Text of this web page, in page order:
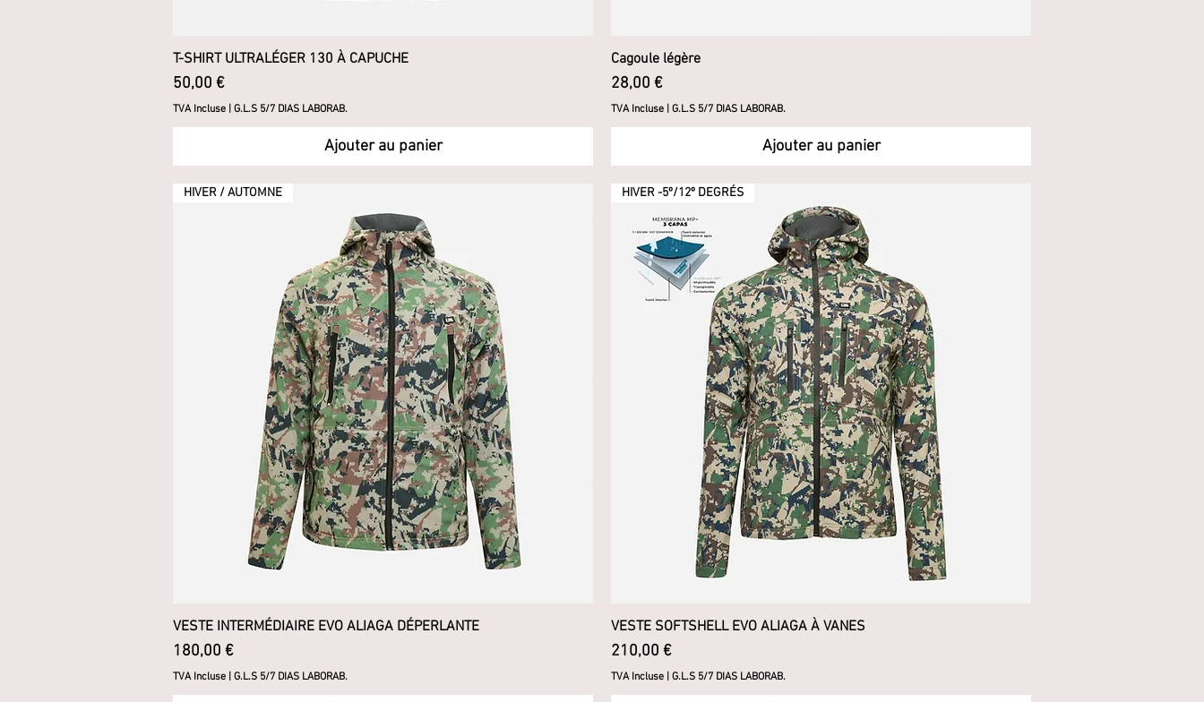
Aperçu rapide
T-SHIRT ULTRALÉGER 130 À CAPUCHE
Prix
50,00 €
TVA Incluse G.L.S 5/7 DIAS LABORAB.
Ajouter au panier
Cagoule légère
Prix
28,00 €
TVA Incluse G.L.S 5/7 DIAS LABORAB.
Ajouter au panier
Aperçu rapide
HIVER / AUTOMNE
VESTE INTERMÉDIAIRE EVO ALIAGA DÉPERLANTE
Prix
180,00 €
TVA Incluse G.L.S 5/7 DIAS LABORAB.
Aperçu rapide
HIVER -5º/12º DEGRÉS
VESTE SOFTSHELL EVO ALIAGA À VANES
Prix
210,00 €
TVA Incluse G.L.S 5/7 DIAS LABORAB.